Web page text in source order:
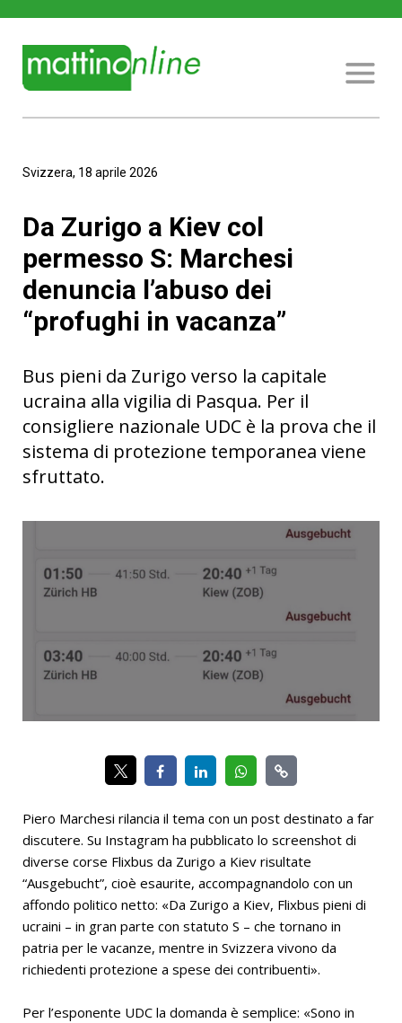
Svizzera, 18 aprile 2026
Da Zurigo a Kiev col
permesso S: Marchesi
denuncia l’abuso dei
“profughi in vacanza”
Bus pieni da Zurigo verso la capitale
ucraina alla vigilia di Pasqua. Per il
consigliere nazionale UDC è la prova che il
sistema di protezione temporanea viene
sfruttato.
Piero Marchesi rilancia il tema con un post destinato a far
discutere. Su Instagram ha pubblicato lo screenshot di
diverse corse Flixbus da Zurigo a Kiev risultate
“Ausgebucht”, cioè esaurite, accompagnandolo con un
affondo politico netto: «Da Zurigo a Kiev, Flixbus pieni di
ucraini – in gran parte con statuto S – che tornano in
patria per le vacanze, mentre in Svizzera vivono da
richiedenti protezione a spese dei contribuenti».
Per l’esponente UDC la domanda è semplice: «Sono in